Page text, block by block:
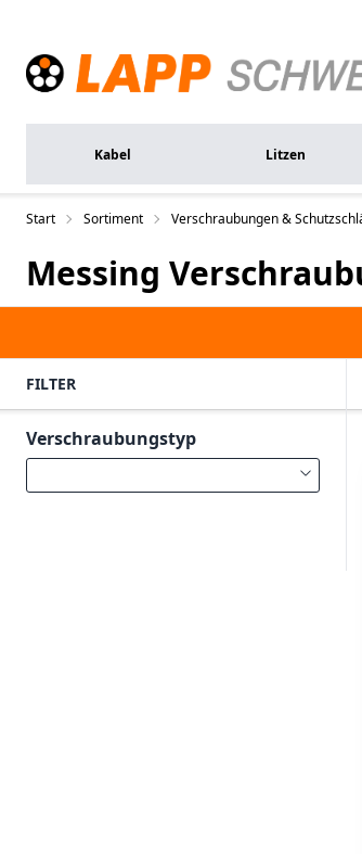
Kabel Litzen
Start Sortiment Verschraubungen &
Messing
FILTER
Verschraubungstyp